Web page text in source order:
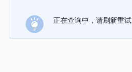
正在查询中，请刷新重试